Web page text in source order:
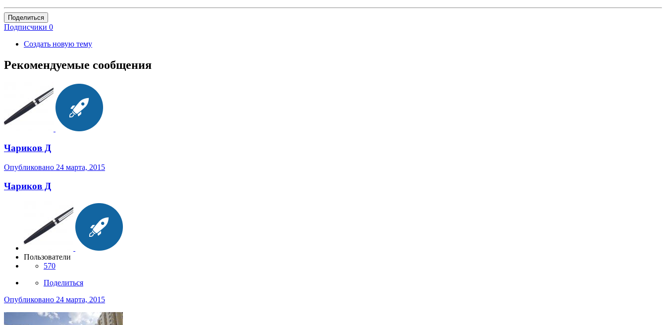
Поделиться
Подписчики 0
Создать новую тему
Рекомендуемые сообщения
Чариков Д
Опубликовано 24 марта, 2015
Чариков Д
Пользователи
570
Поделиться
Опубликовано 24 марта, 2015